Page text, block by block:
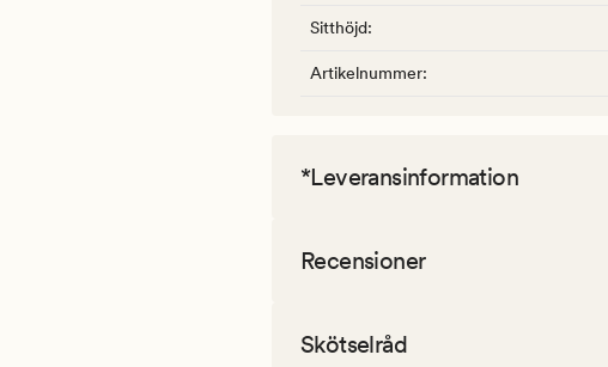
Sitthöjd:
Artikelnummer:
*Leveransinformation
Recensioner
Skötselråd